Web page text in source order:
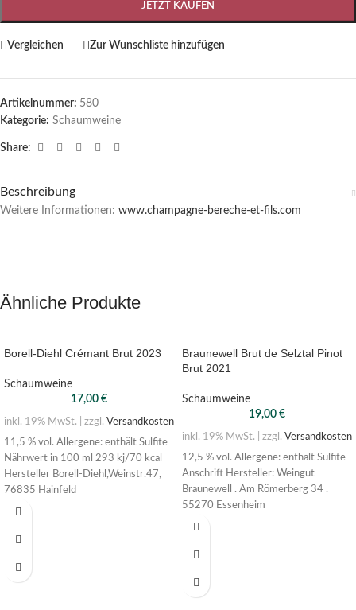
JETZT KAUFEN
Vergleichen Zur Wunschliste hinzufügen
Artikelnummer: 580
Kategorie: Schaumweine
Share:
Beschreibung
Weitere Informationen: www.champagne-bereche-et-fils.com
Ähnliche Produkte
Borell-Diehl Crémant Brut 2023
Schaumweine
17,00 €
inkl. 19% MwSt. | zzgl. Versandkosten
11,5 % vol. Allergene: enthält Sulfite
Nährwert in 100 ml 293 kj/70 kcal
Hersteller Borell-Diehl,Weinstr.47,
76835 Hainfeld
Braunewell Brut de Selztal Pinot
Brut 2021
Schaumweine
19,00 €
inkl. 19% MwSt. | zzgl. Versandkosten
12,5 % vol. Allergene: enthält Sulfite
Anschrift Hersteller: Weingut
Braunewell . Am Römerberg 34 .
55270 Essenheim